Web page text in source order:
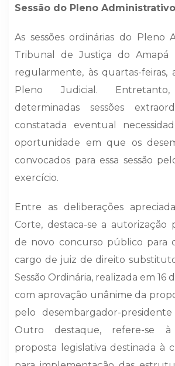
Sessão do Pleno Administrativo
As sessões ordinárias do Pleno
Tribunal de Justiça do Amapá
regularmente, às quartas-feiras,
Pleno Judicial.
determinadas sessões
constatada eventual
oportunidade em que os
convocados para essa sessão
exercício.
Entre as deliberações
Corte, destaca-se a autorização
de novo concurso público para
cargo de juiz de direito
Sessão Ordinária, realizada em 16
com aprovação unânime da
pelo desembargador-
Outro destaque, refere-se
proposta legislativa destinada à